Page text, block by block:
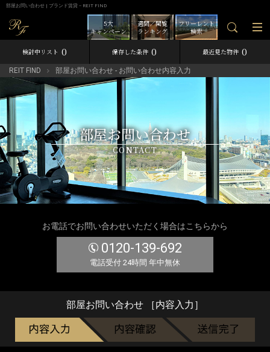
部屋お問い合わせ | ブランド賃貸－REIT FIND
フリーレント
検索
週間／閲覧
ランキング
5大
キャンペーン
検討中リスト 0 保存した条件 0 最近見た物件 0
REIT FIND 部屋お問い合わせ - お問い合わせ内容入力
部屋お問い合わせ
CONTACT
お電話でお問い合わせいただく場合はこちらから
0120-139-692
電話受付 24時間 年中無休
部屋お問い合わせ ［内容入力］